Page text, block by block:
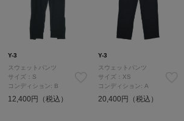
Y-3
スウェットパンツ
サイズ：S
コンディション: B
12,400円（税込）
Y-3
スウェットパンツ
サイズ：XS
コンディション: A
20,400円（税込）